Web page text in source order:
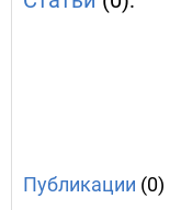
Публикации (0)